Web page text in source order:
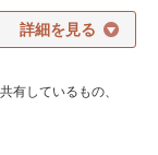
しているもの、